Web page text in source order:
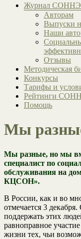
Журнал
Авторам
Выпуски
Наши
Отзывы
Методическая
Конкурсы
Тарифы и
Рейтинги
Помощь
Мы
Мы разные, но мы
специалист по
обслуживания на
КЦСОН».
В России, как и во
отмечается 3
поддержать этих
равноправное
жизни тех, чьи